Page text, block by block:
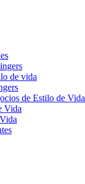
de vida
de Estilo de Vida
Vida